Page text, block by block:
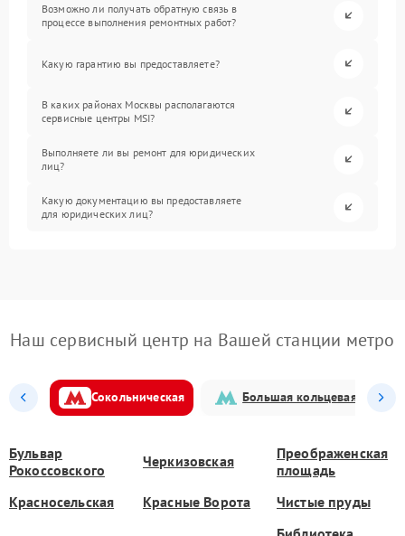
Возможно ли получать обратную связь в
процессе выполнения ремонтных работ?
Какую гарантию вы предоставляете?
В каких районах Москвы располагаются
сервисные центры MSI?
Выполняете ли вы ремонт для юридических
лиц?
Какую документацию вы предоставляете
для юридических лиц?
Наш сервисный центр на Вашей станции метро
Сокольническая Большая кольцевая
Бульвар
Рокоссовского
Черкизовская
Преображенская
площадь
Красносельская
Красные Ворота Чистые пруды